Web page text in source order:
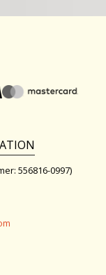
556816-0997)